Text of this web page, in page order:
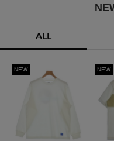
ALL
NEW NEW